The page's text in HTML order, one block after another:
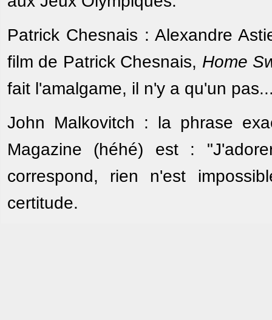
Patrick Chesnais : Alexandre
film de Patrick Chesnais, Home
fait l'amalgame, il n'y a qu'un
John Malkovitch : la phrase
Magazine (héhé) est :
correspond, rien n'est
certitude.